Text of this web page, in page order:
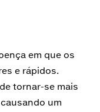
em que os
e rápidos.
tornar-se mais
um